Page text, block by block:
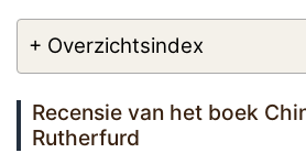
+ Overzichtsindex
Recensie van het boek
Rutherfurd